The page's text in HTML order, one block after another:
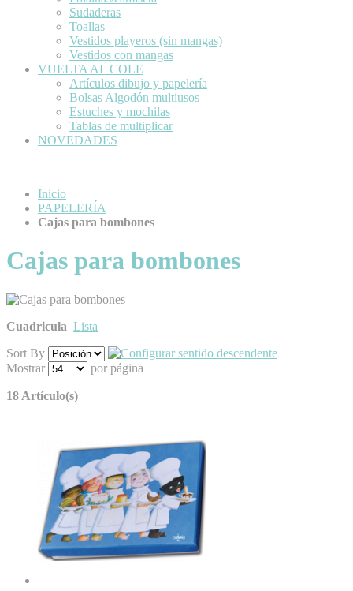
Sudaderas
Toallas
Vestidos playeros (sin mangas)
Vestidos con mangas
VUELTA AL COLE
Artículos dibujo y papelería
Bolsas Algodón multiusos
Estuches y mochilas
Tablas de multiplicar
NOVEDADES
Inicio
PAPELERÍA
Cajas para bombones
Cajas para bombones
Cuadricula Lista
Sort By
Mostrar
por página
18 Artículo(s)